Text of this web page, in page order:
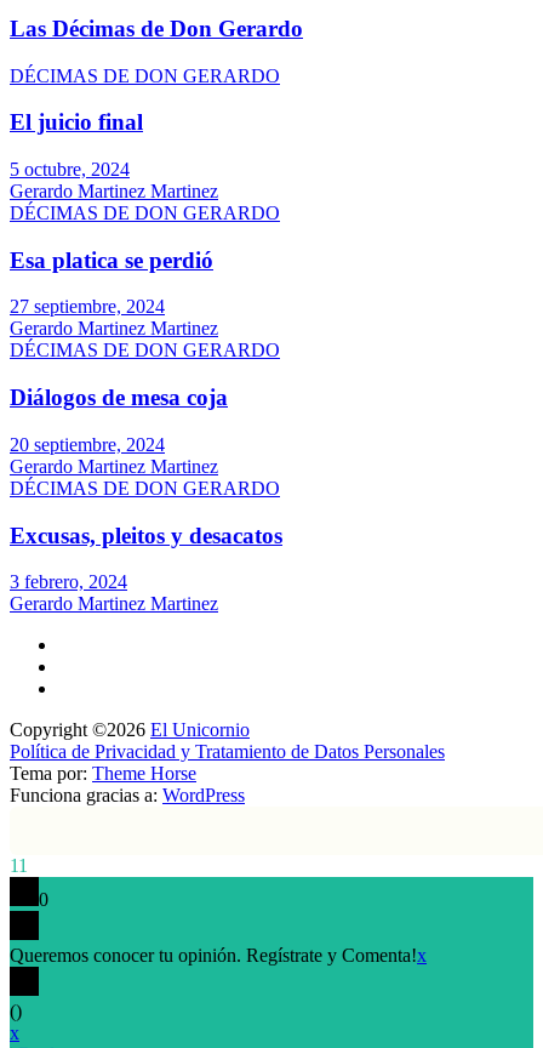
Las Décimas de Don Gerardo
DÉCIMAS DE DON GERARDO
El juicio final
5 octubre, 2024
Gerardo Martinez Martinez
DÉCIMAS DE DON GERARDO
Esa platica se perdió
27 septiembre, 2024
Gerardo Martinez Martinez
DÉCIMAS DE DON GERARDO
Diálogos de mesa coja
20 septiembre, 2024
Gerardo Martinez Martinez
DÉCIMAS DE DON GERARDO
Excusas, pleitos y desacatos
3 febrero, 2024
Gerardo Martinez Martinez
Copyright ©2026 El Unicornio
Política de Privacidad y Tratamiento de Datos Personales
Tema por: Theme Horse
Funciona gracias a: WordPress
11
0
Queremos conocer tu opinión. Regístrate y Comenta!x
()
x